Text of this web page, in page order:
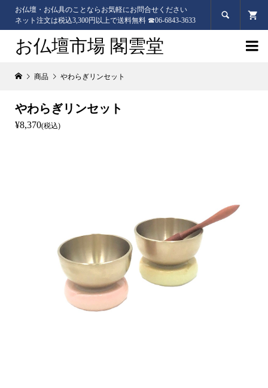
お仏壇・お仏具のことならお気軽にお問合せください
ネット注文は税込3,300円以上で送料無料 ☎06-6843-3633

お仏壇市場 閣雲堂 
商品 やわらぎリンセット
やわらぎリンセット
¥8,370(税込)